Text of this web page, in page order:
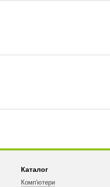
Каталог
Комп'ютери